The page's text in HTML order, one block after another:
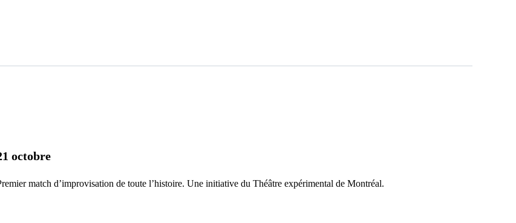
octobre
match d’improvisation de toute l’histoire. Une initiative du Théâtre expérimental de Montréal.